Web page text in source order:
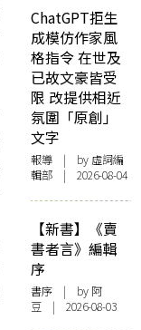
ChatGPT拒生
成模仿作家風
格指令 在世及
已故文豪皆受
限 改提供相近
氛圍「原創」
文字
報導 | by 虛詞編
輯部 | 2026-08-04
【新書】《賣
書者言》編輯
序
書序 | by 阿
豆 | 2026-08-03